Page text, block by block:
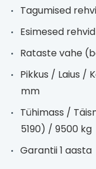
Tagumised
Esimesed
Rataste vahe
Pikkus / Laius /
mm
Tühimass /
5190) / 9500 kg
Garantii 1 aasta